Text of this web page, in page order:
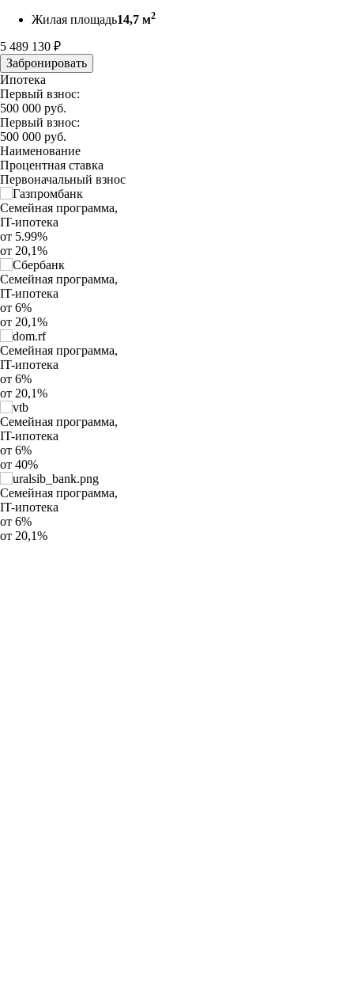
Жилая площадь14,7 м2
5 489 130 ₽
Забронировать
Ипотека
Первый взнос:
500 000 руб.
Первый взнос:
500 000 руб.
Наименование
Процентная ставка
Первоначальный взнос
Семейная программа,
IT-ипотека
от 5.99%
от 20,1%
Семейная программа,
IT-ипотека
от 6%
от 20,1%
Семейная программа,
IT-ипотека
от 6%
от 20,1%
Семейная программа,
IT-ипотека
от 6%
от 40%
Семейная программа,
IT-ипотека
от 6%
от 20,1%